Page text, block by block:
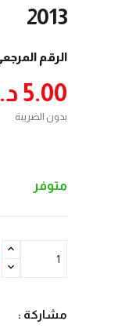
2013
الرقم
5.00 د.ت.‏
بدون الضريبة
متوفر
مشاركة :